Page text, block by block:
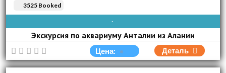
AVAIBLE EVERY DAY
Экскурсия по аквариуму Анталии из Алании
3525 Booked
Цена: Деталь